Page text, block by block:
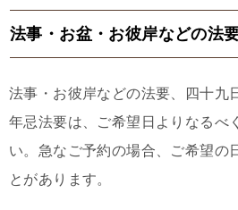
法事・お盆・お彼岸などの法
法事・お彼岸などの法要、四十九
年忌法要は、ご希望日よりなるべ
い。急なご予約の場合、ご希望の
とがあります。